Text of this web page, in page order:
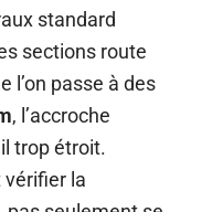
standard
sections route
l’on passe à des
, l’accroche
trop étroit.
vérifier la